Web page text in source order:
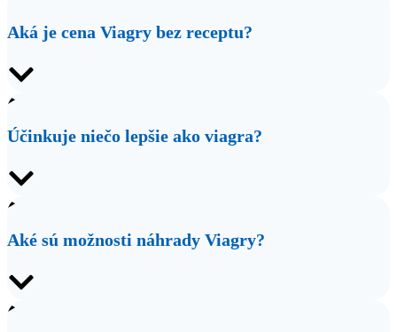
Aká je cena Viagry bez receptu?
Účinkuje niečo lepšie ako viagra?
Aké sú možnosti náhrady Viagry?